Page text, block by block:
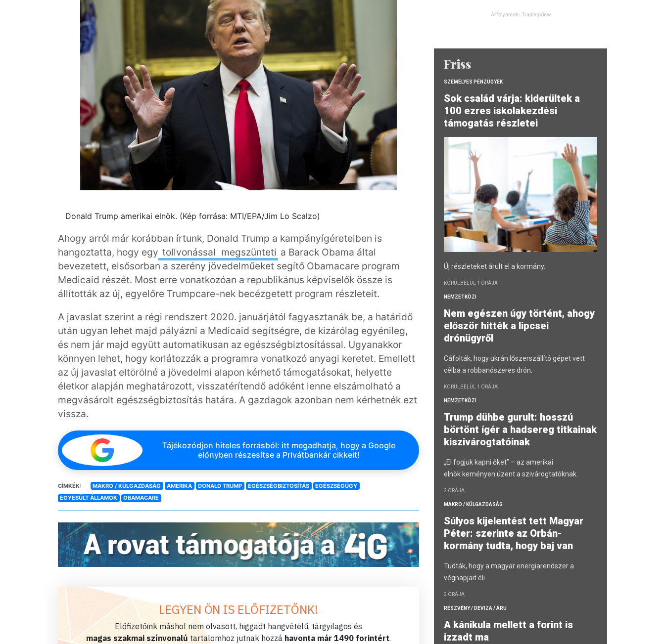
Donald Trump amerikai elnök. (Kép forrása: MTI/EPA/Jim Lo Scalzo)
Ahogy arról már korábban írtunk, Donald Trump a kampányígéreteiben is
hangoztatta, hogy egy tollvonással megszünteti a Barack Obama által
bevezetett, elsősorban a szerény jövedelműeket segítő Obamacare program
Medicaid részét. Most erre vonatkozóan a republikánus képviselők össze is
állították az új, egyelőre Trumpcare-nek becézgetett program részleteit.
A javaslat szerint a régi rendszert 2020. januárjától fagyasztanák be, a határidő
után ugyan lehet majd pályázni a Medicaid segítségre, de kizárólag egyénileg,
és nem jár majd együtt automatikusan az egészségbiztosítással. Ugyanakkor
könnyen lehet, hogy korlátozzák a programra vonatkozó anyagi keretet. Emellett
az új javaslat eltörölné a jövedelmi alapon kérhető támogatásokat, helyette
életkor alapján meghatározott, visszatérítendő adóként lenne elszámolható a
megvásárolt egészségbiztosítás határa. A gazdagok azonban nem kérhetnék ezt
vissza.
Tájékozódjon hiteles forrásból: itt megadhatja, hogy a Google
előnyben részesítse a Privátbankár cikkeit!
CÍMKÉK: MAKRO / KÜLGAZDASÁG AMERIKA DONALD TRUMP EGÉSZSÉGBIZTOSÍTÁS
EGÉSZSÉGÜGY
EGYESÜLT ÁLLAMOK
OBAMACARE
LEGYEN ÖN IS ELŐFIZETŐNK!
Előfizetőink máshol nem olvasott, higgadt hangvételű, tárgyilagos és
magas szakmai színvonalú tartalomhoz jutnak hozzá havonta már 1490 forintért.
Árfolyamok: TradingView
Friss
SZEMÉLYES PÉNZÜGYEK
Sok család várja: kiderültek a
100 ezres iskolakezdési
támogatás részletei
Új részleteket árult el a kormány.
KÖRÜLBELÜL 1 ÓRÁJA
NEMZETKÖZI
Nem egészen úgy történt, ahogy
először hitték a lipcsei
drónügyről
Cáfolták, hogy ukrán lőszerszállító gépet vett
célba a robbanószeres drón.
KÖRÜLBELÜL 1 ÓRÁJA
NEMZETKÖZI
Trump dühbe gurult: hosszú
börtönt ígér a hadsereg titkainak
kiszivárogtatóinak
„El fogjuk kapni őket” – az amerikai
elnök keményen üzent a szivárogtatóknak.
2 ÓRÁJA
MAKRO / KÜLGAZDASÁG
Súlyos kijelentést tett Magyar
Péter: szerinte az Orbán-
kormány tudta, hogy baj van
Tudták, hogy a magyar energiarendszer a
végnapjait éli.
2 ÓRÁJA
RÉSZVÉNY / DEVIZA / ÁRU
A kánikula mellett a forint is
izzadt ma